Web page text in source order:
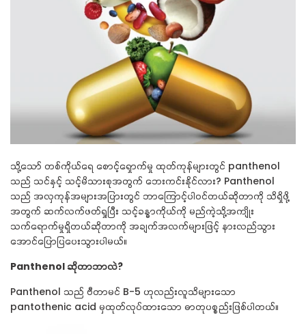
သို့သော် တစ်ကိုယ်ရေ စောင့်ရှောက်မှု ထုတ်ကုန်များတွင် panthenol
သည် သင်နှင့် သင့်မိသားစုအတွက် ဘေးကင်းနိုင်လား? Panthenol
သည် အလှကုန်အများအပြားတွင် ဘာကြောင့်ပါဝင်တယ်ဆိုတာကို သိရှိဖို့
အတွက် ဆက်လက်ဖတ်ရှုပြီး သင့်ခန္ဓာကိုယ်ကို မည်ကဲ့သို့အကျိုး
သက်ရောက်မှုရှိတယ်ဆိုတာကို အချက်အလက်များဖြင့် နားလည်သွား
အောင်ပြောပြပေးသွားပါမယ်။
Panthenol ဆိုတာဘာလဲ?
Panthenol သည် ဗီတာမင် B-5 ဟုလည်းလူသိများသော
pantothenic acid မှထုတ်လုပ်ထားသော ဓာတုပစ္စည်းဖြစ်ပါတယ်။